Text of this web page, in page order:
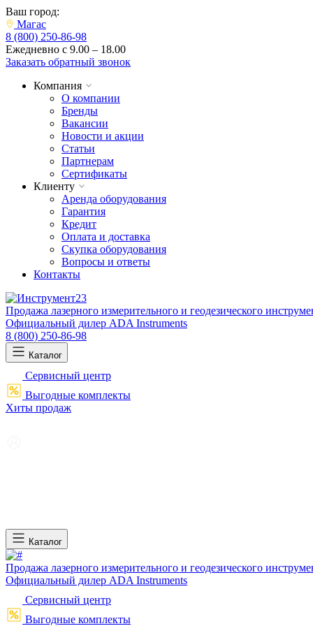
Ваш город:
Магас
8 (800) 250-86-98
Ежедневно с 9.00 – 18.00
Заказать обратный звонок
Компания
О компании
Бренды
Вакансии
Новости и акции
Статьи
Партнерам
Сертификаты
Клиенту
Аренда оборудования
Гарантия
Кредит
Оплата и доставка
Скупка оборудования
Вопросы и ответы
Контакты
Продажа лазерного измерительного и геодезического
Официальный дилер ADA Instruments
8 (800) 250-86-98
Каталог
Сервисный центр
Выгодные комплекты
Хиты продаж
Каталог
Продажа лазерного измерительного и геодезического
Официальный дилер ADA Instruments
Сервисный центр
Выгодные комплекты